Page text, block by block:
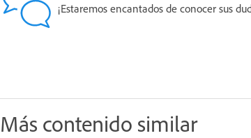
¡Estaremos encantados de conocer sus
Más contenido similar